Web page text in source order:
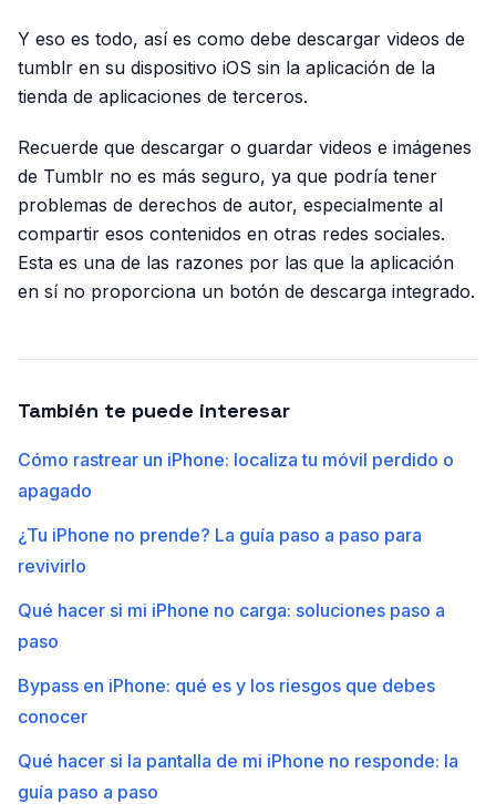
Y eso es todo, así es como debe descargar videos de
tumblr en su dispositivo iOS sin la aplicación de la
tienda de aplicaciones de terceros.
Recuerde que descargar o guardar videos e imágenes
de Tumblr no es más seguro, ya que podría tener
problemas de derechos de autor, especialmente al
compartir esos contenidos en otras redes sociales.
Esta es una de las razones por las que la aplicación
en sí no proporciona un botón de descarga integrado.
También te puede interesar
Cómo rastrear un iPhone: localiza tu móvil perdido o
apagado
¿Tu iPhone no prende? La guía paso a paso para
revivirlo
Qué hacer si mi iPhone no carga: soluciones paso a
paso
Bypass en iPhone: qué es y los riesgos que debes
conocer
Qué hacer si la pantalla de mi iPhone no responde: la
guía paso a paso